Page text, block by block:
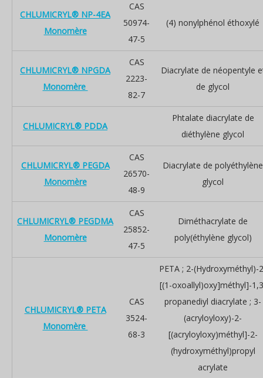
CHLUMICRYL® NP-4EA
Monomère
CAS
50974-
47-5
(4) nonylphénol éthoxylé
CHLUMICRYL® NPGDA
Monomère
CAS
2223-
82-7
Diacrylate de néopentyle
de glycol
CHLUMICRYL® PDDA
Phtalate diacrylate de
diéthylène glycol
CHLUMICRYL® PEGDA
Monomère
CAS
26570-
48-9
Diacrylate de polyéthylène
glycol
CHLUMICRYL® PEGDMA
Monomère
CAS
25852-
47-5
Diméthacrylate de
poly(éthylène glycol)
CHLUMICRYL® PETA
Monomère
CAS
3524-
68-3
PETA ; 2-(Hydroxyméthyl)-
[(1-oxoallyl)oxy]méthyl]-
propanediyl diacrylate ; 3-
(acryloyloxy)-2-
[(acryloyloxy)méthyl]-2-
(hydroxyméthyl)propyl
acrylate